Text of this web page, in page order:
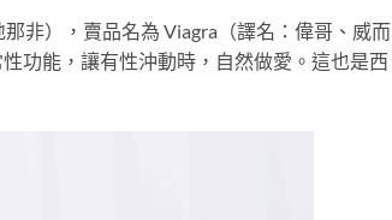
非），賣品名為 Viagra（譯名：偉哥、威而
功能，讓有性沖動時，自然做愛。這也是西